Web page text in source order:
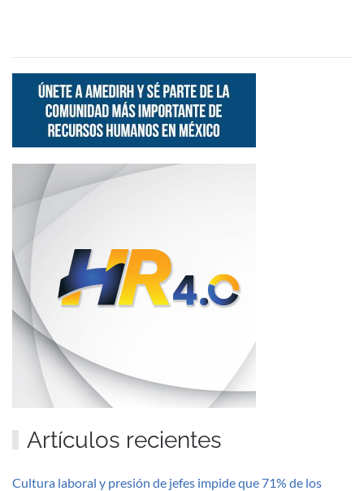
Artículos recientes
Cultura laboral y presión de jefes impide que 71% de los